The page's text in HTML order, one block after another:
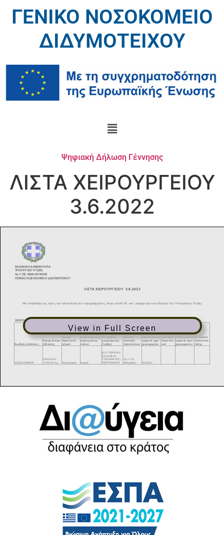
ΓΕΝΙΚΟ ΝΟΣΟΚΟΜΕΙΟ
ΔΙΔΥΜΟΤΕΙΧΟΥ
Ψηφιακή Δήλωση Γέννησης
ΛΙΣΤΑ ΧΕΙΡΟΥΡΓΕΙΟΥ
3.6.2022
View in Full Screen